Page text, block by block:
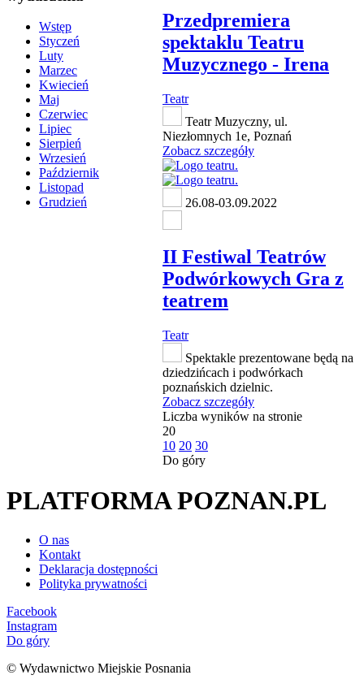
Wstęp
Styczeń
Luty
Marzec
Kwiecień
Maj
Czerwiec
Lipiec
Sierpień
Wrzesień
Październik
Listopad
Grudzień
Przedpremiera
spektaklu Teatru
Muzycznego - Irena
Teatr
Teatr Muzyczny, ul.
Niezłomnych 1e, Poznań
Zobacz szczegóły
26.08-03.09.2022
II Festiwal Teatrów
Podwórkowych Gra z
teatrem
Teatr
Spektakle prezentowane będą na
dziedzińcach i podwórkach
poznańskich dzielnic.
Zobacz szczegóły
Liczba wyników na stronie
20
10 20 30
Do góry
PLATFORMA POZNAN.PL
O nas
Kontakt
Deklaracja dostępności
Polityka prywatności
Facebook
Instagram
Do góry
© Wydawnictwo Miejskie Posnania